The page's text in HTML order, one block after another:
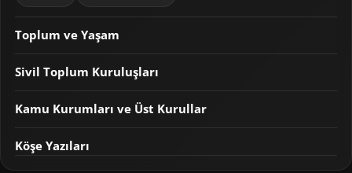
Toplum ve Yaşam
Sivil Toplum Kuruluşları
Kamu Kurumları ve Üst Kurullar
Köşe Yazıları